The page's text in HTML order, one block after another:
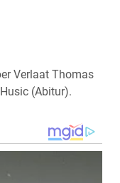
Verlaat Thomas
(Abitur).